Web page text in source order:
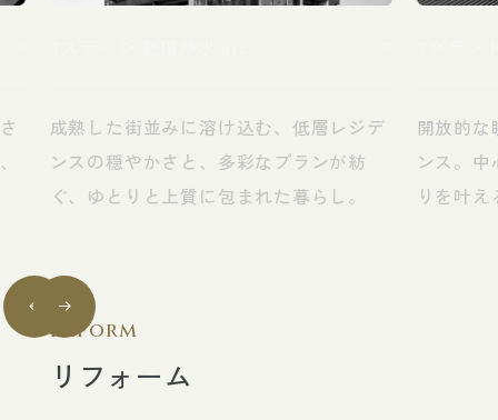
成熟した街並みに溶け込む、低層レジデ
ンスの穏やかさと、多彩なプランが紡
ぐ、ゆとりと上質に包まれた暮らし。
開放的
ンス。
りを叶
Reform
リフォーム